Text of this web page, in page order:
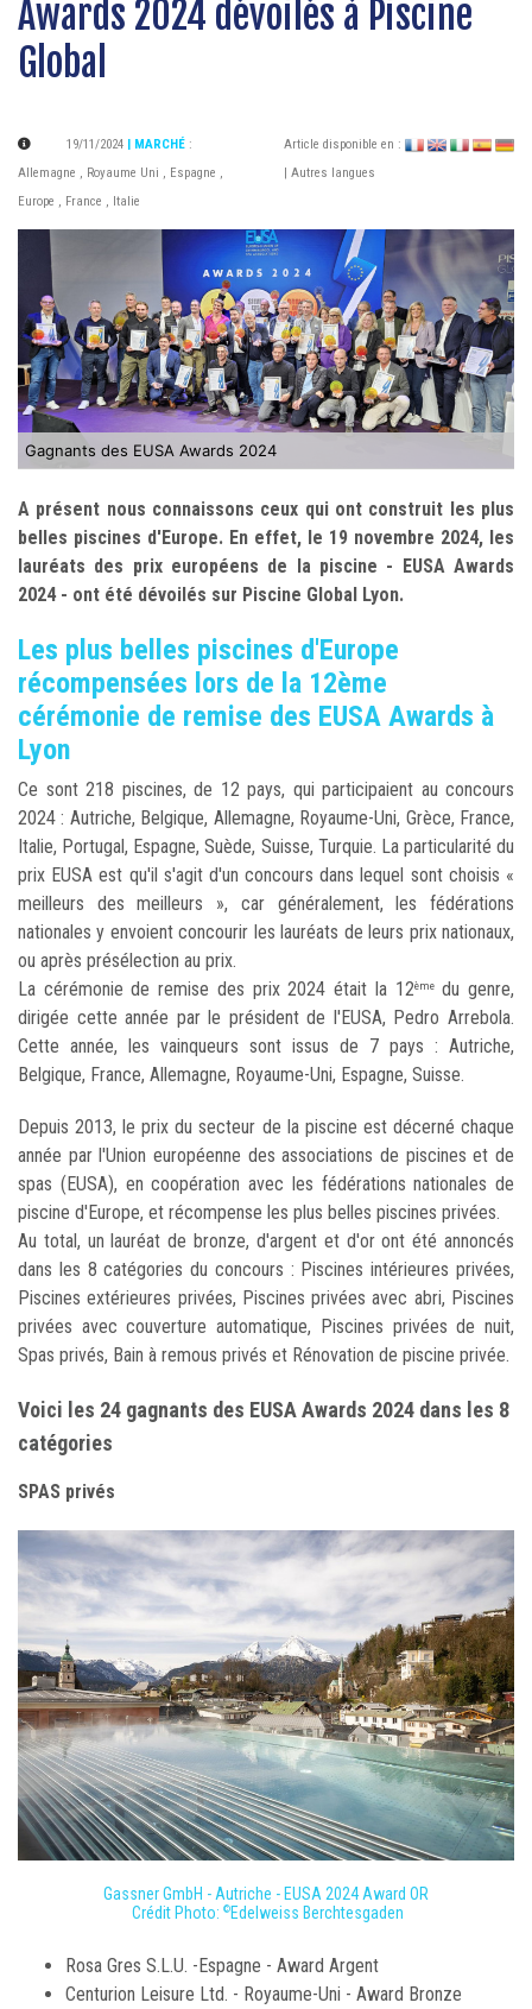
Awards 2024 dévoilés à Piscine
Global
19/11/2024 | MARCHÉ :
Allemagne , Royaume Uni , Espagne ,
Europe , France , Italie
Article disponible en :
| Autres langues
Gagnants des EUSA Awards 2024
A présent nous connaissons ceux qui ont construit les plus
belles piscines d'Europe. En effet, le 19 novembre 2024, les
lauréats des prix européens de la piscine - EUSA Awards
2024 - ont été dévoilés sur Piscine Global Lyon.
Les plus belles piscines d'Europe
récompensées lors de la 12ème
cérémonie de remise des EUSA Awards à
Lyon
Ce sont 218 piscines, de 12 pays, qui participaient au concours
2024 : Autriche, Belgique, Allemagne, Royaume-Uni, Grèce, France,
Italie, Portugal, Espagne, Suède, Suisse, Turquie. La particularité du
prix EUSA est qu'il s'agit d'un concours dans lequel sont choisis «
meilleurs des meilleurs », car généralement, les fédérations
nationales y envoient concourir les lauréats de leurs prix nationaux,
ou après présélection au prix.
La cérémonie de remise des prix 2024 était la 12èmedu genre,
dirigée cette année par le président de l'EUSA, Pedro Arrebola.
Cette année, les vainqueurs sont issus de 7 pays : Autriche,
Belgique, France, Allemagne, Royaume-Uni, Espagne, Suisse.
Depuis 2013, le prix du secteur de la piscine est décerné chaque
année par l'Union européenne des associations de piscines et de
spas (EUSA), en coopération avec les fédérations nationales de
piscine d'Europe, et récompense les plus belles piscines privées.
Au total, un lauréat de bronze, d'argent et d'or ont été annoncés
dans les 8 catégories du concours : Piscines intérieures privées,
Piscines extérieures privées, Piscines privées avec abri, Piscines
privées avec couverture automatique, Piscines privées de nuit,
Spas privés, Bain à remous privés et Rénovation de piscine privée.
Voici les 24 gagnants des EUSA Awards 2024 dans les 8
catégories
SPAS privés
Gassner GmbH - Autriche - EUSA 2024 Award OR
Crédit Photo: © Edelweiss Berchtesgaden
Rosa Gres S.L.U. -Espagne - Award Argent
Centurion Leisure Ltd. - Royaume-Uni - Award Bronze